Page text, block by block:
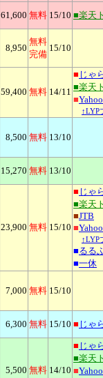
61,600 無料 15/10 ■楽天
8,950
無料
完備
15/10
59,400 無料 14/11
■ じゃ
■楽天
■
↑LYP
8,500 無料 13/10
15,270 無料 13/10
23,900 無料 15/10
■ じゃ
■楽天
■JTB
■
↑LYP
■るる
■一休
7,000 無料 15/10
6,300 無料 15/10 ■ じゃ
5,500 無料 14/10
■ じゃ
■楽天
■